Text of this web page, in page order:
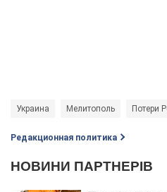
Украина Мелитополь Потери
Редакционная политика